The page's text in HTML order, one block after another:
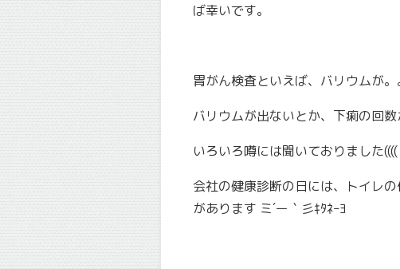
ば幸いです。
胃がん検査といえば、バリウムが。
バリウムが出ないとか、下痢の回
いろいろ噂には聞いておりました
会社の健康診断の日には、トイレ
があります ミ´ー｀彡ｷﾀﾈｰﾖ